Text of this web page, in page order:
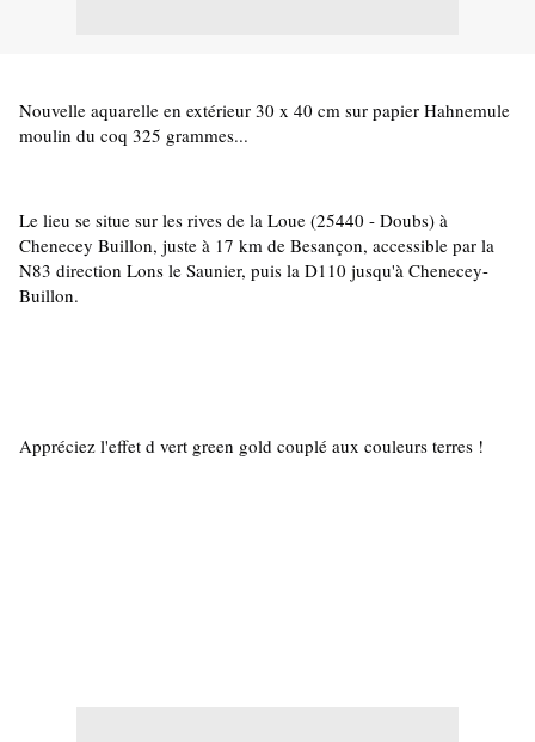
Nouvelle aquarelle en extérieur 30 x 40 cm sur papier Hahnemule
moulin du coq 325 grammes...
Le lieu se situe sur les rives de la Loue (25440 - Doubs) à
Chenecey Buillon, juste à 17 km de Besançon, accessible par la
N83 direction Lons le Saunier, puis la D110 jusqu'à Chenecey-
Buillon.
Appréciez l'effet d vert green gold couplé aux couleurs terres !